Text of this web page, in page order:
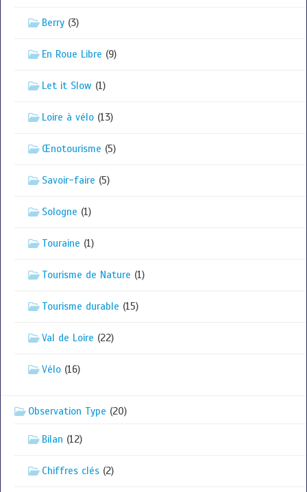
Berry (3)
En Roue Libre (9)
Let it Slow (1)
Loire à vélo (13)
Œnotourisme (5)
Savoir-faire (5)
Sologne (1)
Touraine (1)
Tourisme de Nature (1)
Tourisme durable (15)
Val de Loire (22)
Vélo (16)
Observation Type (20)
Bilan (12)
Chiffres clés (2)